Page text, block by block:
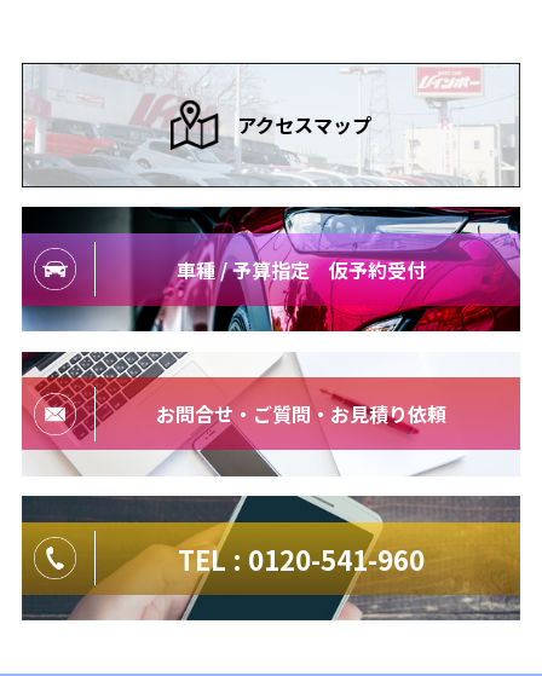
アクセスマップ
車種 / 予算指定 仮予約受付
お問合せ・ご質問・お見積り依頼
TEL : 0120-541-960